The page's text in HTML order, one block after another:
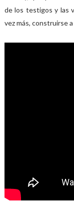
de los testigos y las
vez más, construirse